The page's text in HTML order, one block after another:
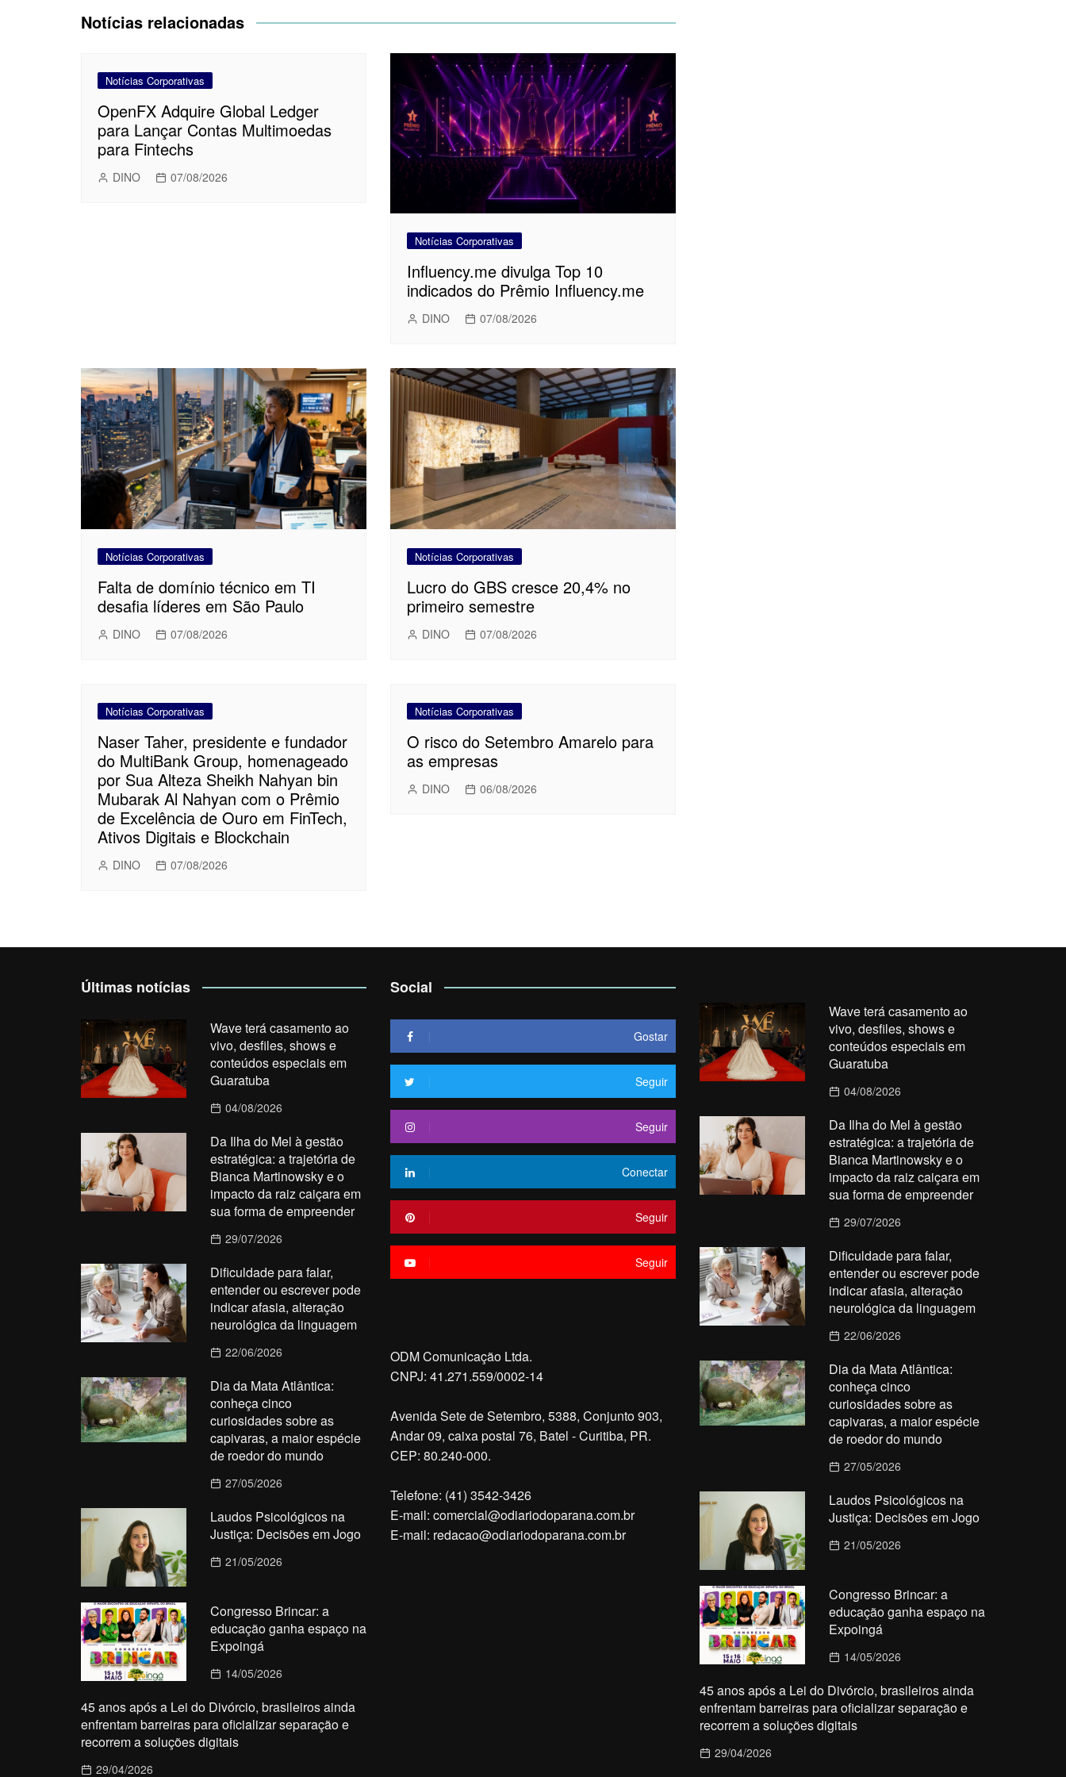
Post
Notícias relacionadas
Notícias Corporativas
OpenFX Adquire Global Ledger
para Lançar Contas Multimoedas
para Fintechs
DINO 07/08/2026
Notícias Corporativas
Influency.me divulga Top 10
indicados do Prêmio Influency.me
DINO 07/08/2026
Notícias Corporativas
Falta de domínio técnico em TI
desafia líderes em São Paulo
DINO 07/08/2026
Notícias Corporativas
Lucro do GBS cresce 20,4% no
primeiro semestre
DINO 07/08/2026
Notícias Corporativas
Naser Taher, presidente e fundador
do MultiBank Group, homenageado
por Sua Alteza Sheikh Nahyan bin
Mubarak Al Nahyan com o Prêmio
de Excelência de Ouro em FinTech,
Ativos Digitais e Blockchain
DINO 07/08/2026
Notícias Corporativas
O risco do Setembro Amarelo para
as empresas
DINO 06/08/2026
Últimas notícias
Wave terá casamento ao
vivo, desfiles, shows e
conteúdos especiais em
Guaratuba
04/08/2026
Da Ilha do Mel à gestão
estratégica: a trajetória de
Bianca Martinowsky e o
impacto da raiz caiçara em
sua forma de empreender
29/07/2026
Dificuldade para falar,
entender ou escrever pode
indicar afasia, alteração
neurológica da linguagem
22/06/2026
Dia da Mata Atlântica:
conheça cinco
curiosidades sobre as
capivaras, a maior espécie
de roedor do mundo
27/05/2026
Laudos Psicológicos na
Justiça: Decisões em Jogo
21/05/2026
Congresso Brincar: a
educação ganha espaço na
Expoingá
14/05/2026
45 anos após a Lei do Divórcio, brasileiros ainda
enfrentam barreiras para oficializar separação e
recorrem a soluções digitais
29/04/2026
Social
Gostar
Seguir
Seguir
Conectar
Seguir
Seguir
ODM Comunicação Ltda.
CNPJ: 41.271.559/0002-14
Avenida Sete de Setembro, 5388, Conjunto 903,
Andar 09, caixa postal 76, Batel - Curitiba, PR.
CEP: 80.240-000.
Telefone: (41) 3542-3426
E-mail: comercial@odiariodoparana.com.br
E-mail: redacao@odiariodoparana.com.br
Wave terá casamento ao
vivo, desfiles, shows e
conteúdos especiais em
Guaratuba
04/08/2026
Da Ilha do Mel à gestão
estratégica: a trajetória de
Bianca Martinowsky e o
impacto da raiz caiçara em
sua forma de empreender
29/07/2026
Dificuldade para falar,
entender ou escrever pode
indicar afasia, alteração
neurológica da linguagem
22/06/2026
Dia da Mata Atlântica:
conheça cinco
curiosidades sobre as
capivaras, a maior espécie
de roedor do mundo
27/05/2026
Laudos Psicológicos na
Justiça: Decisões em Jogo
21/05/2026
Congresso Brincar: a
educação ganha espaço na
Expoingá
14/05/2026
45 anos após a Lei do Divórcio, brasileiros ainda
enfrentam barreiras para oficializar separação e
recorrem a soluções digitais
29/04/2026